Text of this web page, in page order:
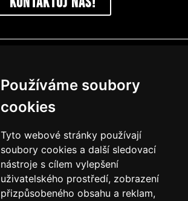
Používáme soubory
cookies
Tyto webové stránky používají
soubory cookies a další sledovací
nástroje s cílem vylepšení
uživatelského prostředí, zobrazení
přizpůsobeného obsahu a reklam,
Poznej naši myšlenku
můj účet
Vrácení a reklamace zboží
Design na zakázku